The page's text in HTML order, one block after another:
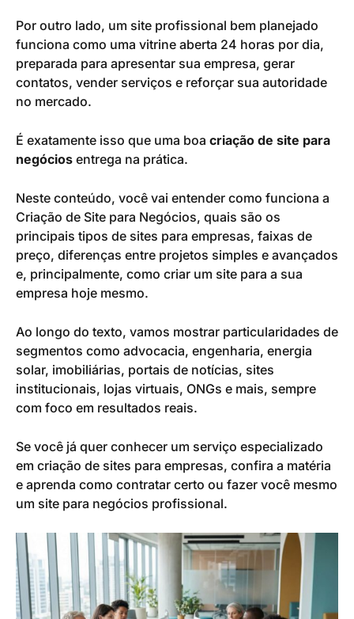
Por outro lado, um site profissional bem planejado
funciona como uma vitrine aberta 24 horas por dia,
preparada para apresentar sua empresa, gerar
contatos, vender serviços e reforçar sua autoridade
no mercado.
É exatamente isso que uma boa criação de site para
negócios entrega na prática.
Neste conteúdo, você vai entender como funciona a
Criação de Site para Negócios, quais são os
principais tipos de sites para empresas, faixas de
preço, diferenças entre projetos simples e avançados
e, principalmente, como criar um site para a sua
empresa hoje mesmo.
Ao longo do texto, vamos mostrar particularidades de
segmentos como advocacia, engenharia, energia
solar, imobiliárias, portais de notícias, sites
institucionais, lojas virtuais, ONGs e mais, sempre
com foco em resultados reais.
Se você já quer conhecer um serviço especializado
em criação de sites para empresas, confira a matéria
e aprenda como contratar certo ou fazer você mesmo
um site para negócios profissional.